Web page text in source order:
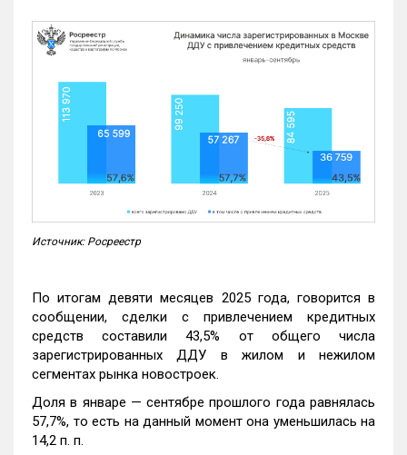
Источник: Росреестр
По итогам девяти месяцев 2025 года, говорится в
сообщении, сделки с привлечением кредитных
средств составили 43,5% от общего числа
зарегистрированных ДДУ в жилом и нежилом
сегментах рынка новостроек.
Доля в январе — сентябре прошлого года равнялась
57,7%, то есть на данный момент она уменьшилась на
14,2 п. п.